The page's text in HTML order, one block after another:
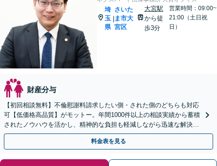
埼
玉
県
|
さいた
ま市大
宮区
大宮駅
から徒
歩3分
営業時間：09:00~
21:00（土日祝
日）
財産分与
【初回相談無料】不倫慰謝料請求したい側・された側のどちらも対応
可【低価格高品質】がモットー。年間1000件以上の相談実績から蓄積
されたノウハウを活かし、精神的な負担も軽減しながら迅速な解決を
目指します。【休日・夜間相談あり】【ビデオ面談可】
料金表を見る